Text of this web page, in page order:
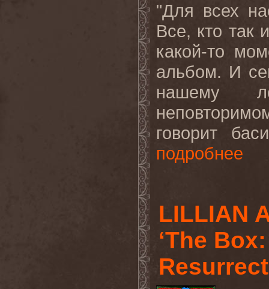
"Для всех
Все, кто так
какой-то
альбом. И
нашему
говорит
подробнее
LILLIAN
‘The